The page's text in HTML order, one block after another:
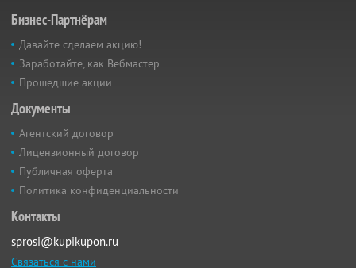
Бизнес-Партнёрам
Давайте сделаем акцию!
Заработайте, как Вебмастер
Прошедшие акции
Документы
Агентский договор
Лицензионный договор
Публичная оферта
Политика конфиденциальности
Контакты
sprosi@kupikupon.ru
Связаться с нами